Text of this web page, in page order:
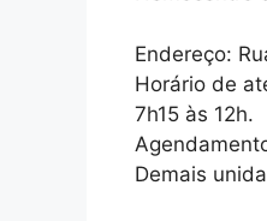
Endereço:
Horário de
7h15 às 12h.
Demais